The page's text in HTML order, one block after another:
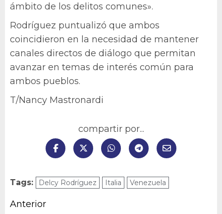
ámbito de los delitos comunes».
Rodríguez puntualizó que ambos
coincidieron en la necesidad de mantener
canales directos de diálogo que permitan
avanzar en temas de interés común para
ambos pueblos.
T/Nancy Mastronardi
compartir por...
Tags: Delcy Rodríguez Italia Venezuela
Navegación
Anterior